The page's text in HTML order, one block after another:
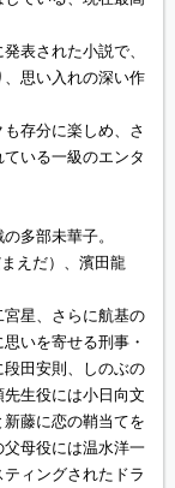
表された小説で、
思い入れの深い作
存分に楽しめ、さ
いる一級のエンタ
多部未華子。
えだ）、濱田龍
星、さらに航基の
いを寄せる刑事・
田安則、しのぶの
生役には小日向文
藤に恋の鞘当てを
母役には温水洋一
ィングされたドラ